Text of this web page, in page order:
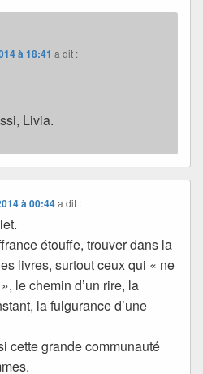
à 18:41 a dit :
Livia.
à 00:44 a dit :
étouffe, trouver dans la
livres, surtout ceux qui « ne
le chemin d’un rire, la
la fulgurance d’une
cette grande communauté